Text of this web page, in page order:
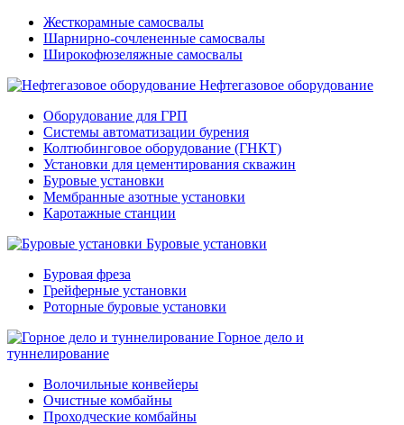
Жесткорамные самосвалы
Шарнирно-сочлененные самосвалы
Широкофюзеляжные самосвалы
Нефтегазовое оборудование
Оборудование для ГРП
Системы автоматизации бурения
Колтюбинговое оборудование (ГНКТ)
Установки для цементирования скважин
Буровые установки
Мембранные азотные установки
Каротажные станции
Буровые установки
Буровая фреза
Грейферные установки
Роторные буровые установки
Горное дело и
туннелирование
Волочильные конвейеры
Очистные комбайны
Проходческие комбайны